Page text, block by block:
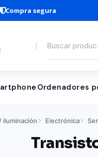
Compra segura
Ordenadores
iluminación Electrónica